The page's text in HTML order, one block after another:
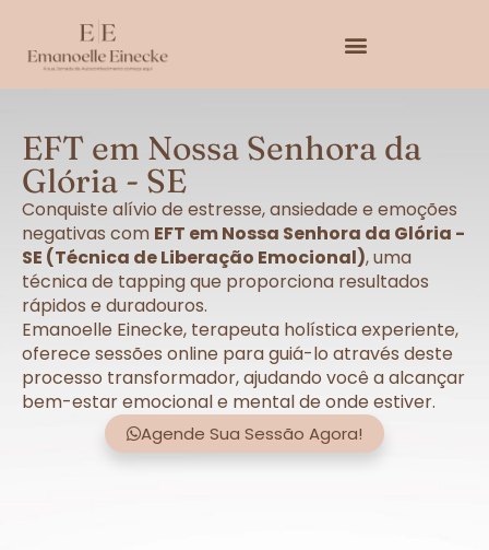
EFT em Nossa Senhora da
Glória - SE
Conquiste alívio de estresse, ansiedade e emoções
negativas com EFT em Nossa Senhora da Glória -
SE (Técnica de Liberação Emocional), uma
técnica de tapping que proporciona resultados
rápidos e duradouros.
Emanoelle Einecke, terapeuta holística experiente,
oferece sessões online para guiá-lo através deste
processo transformador, ajudando você a alcançar
bem-estar emocional e mental de onde estiver.
Agende Sua Sessão Agora!